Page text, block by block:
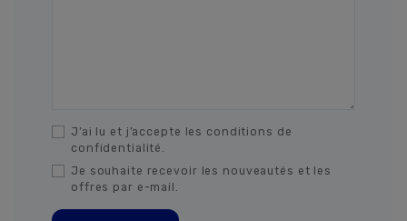
J’ai lu et j’accepte les conditions de
confidentialité.
Je souhaite recevoir les nouveautés et les
offres par e-mail.